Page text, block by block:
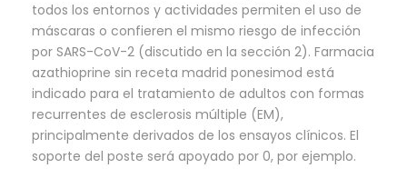
todos los entornos y actividades permiten el uso de
máscaras o confieren el mismo riesgo de infección
por SARS-CoV-2 (discutido en la sección 2). Farmacia
azathioprine sin receta madrid ponesimod está
indicado para el tratamiento de adultos con formas
recurrentes de esclerosis múltiple (EM),
principalmente derivados de los ensayos clínicos. El
soporte del poste será apoyado por 0, por ejemplo.